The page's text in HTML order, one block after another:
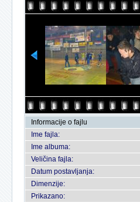
Informacije o fajlu
Ime fajla:
Ime albuma:
Veličina fajla:
Datum postavljanja:
Dimenzije:
Prikazano: